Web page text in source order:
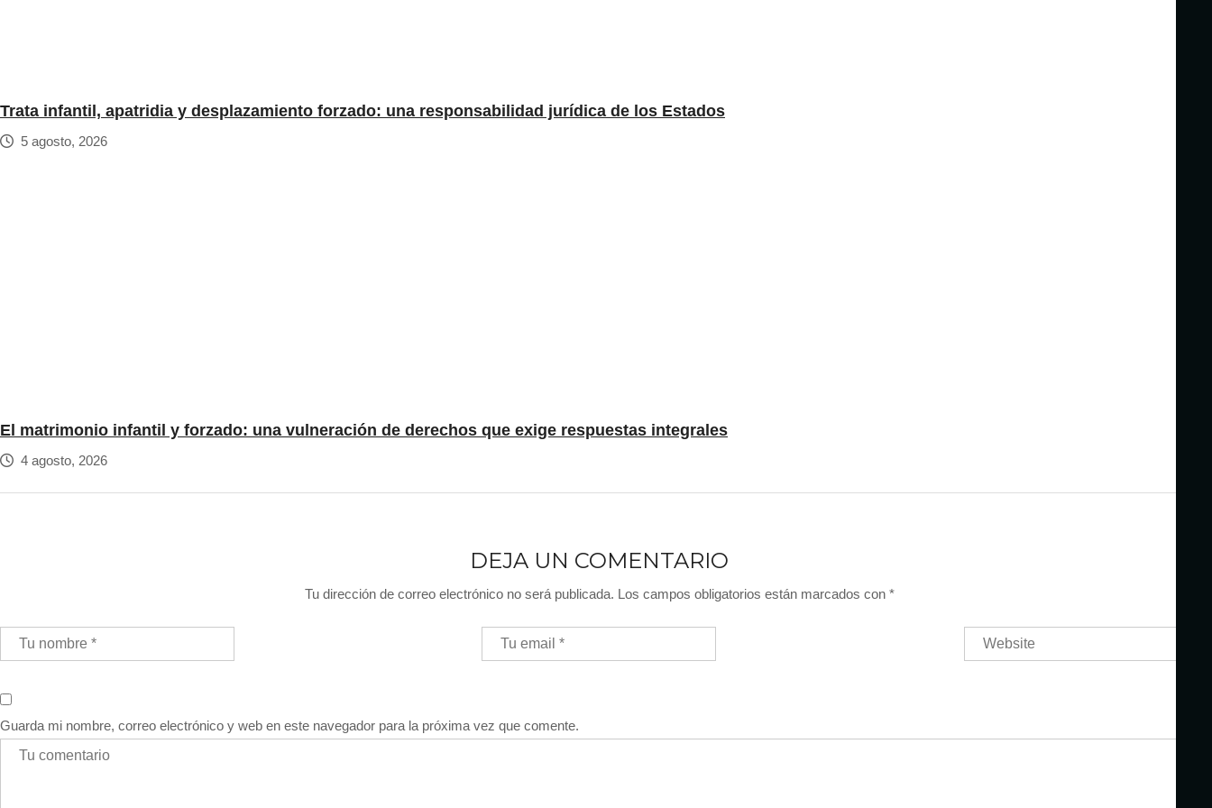
Trata infantil, apatridia y desplazamiento forzado: una responsabilidad jurídica de los Estados
5 agosto, 2026
El matrimonio infantil y forzado: una vulneración de derechos que exige respuestas integrales
4 agosto, 2026
DEJA UN COMENTARIO
Tu dirección de correo electrónico no será publicada. Los campos obligatorios están marcados con *
Guarda mi nombre, correo electrónico y web en este navegador para la próxima vez que comente.